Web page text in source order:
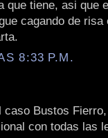
que tiene, asi que
cagando de risa
8:33 P.M.
Bustos
con todas las